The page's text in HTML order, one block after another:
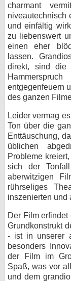
charmant
niveautechnisch
und einfältig
zu liebenswert
einen eher
lassen.
direkt, sind die
entgegenfeuern
des ganzen
Leider vermag
Ton über die
Enttäuschung,
üblichen
Probleme
sich der
aberwitzigen
rührseliges
inszenierten und
Der Film
Grundkonstrukt
- ist in unserer
besonders
der Film im
Spaß, was vor
und dem